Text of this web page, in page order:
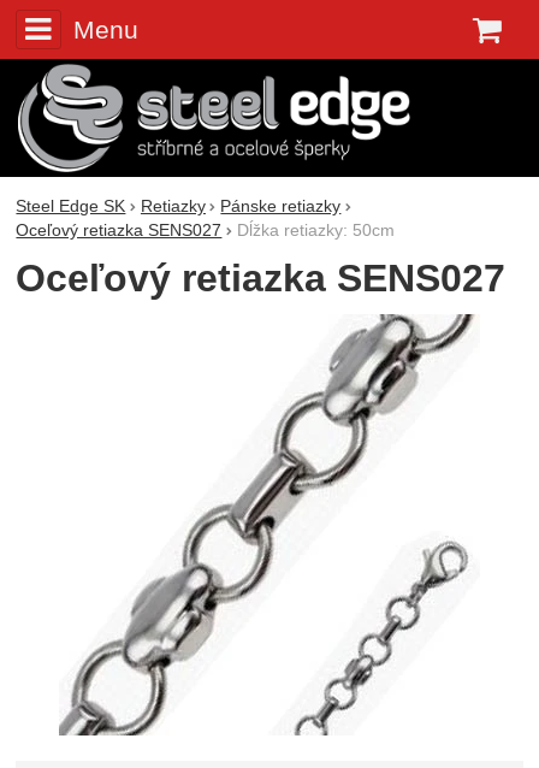
Menu
Steel Edge SK Retiazky
Pánske retiazky
Oceľový retiazka SENS027
Dĺžka retiazky: 50cm
Oceľový retiazka SENS027